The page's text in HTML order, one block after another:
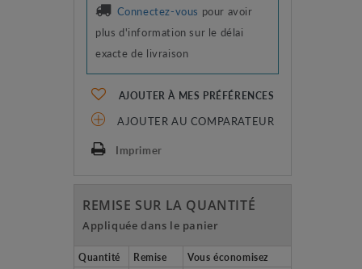
Connectez-vous pour avoir
plus d'information sur le délai
exacte de livraison
AJOUTER À MES PRÉFÉRENCES
AJOUTER AU COMPARATEUR
Imprimer
REMISE SUR LA QUANTITÉ
Appliquée dans le panier
Quantité Remise
Vous économisez